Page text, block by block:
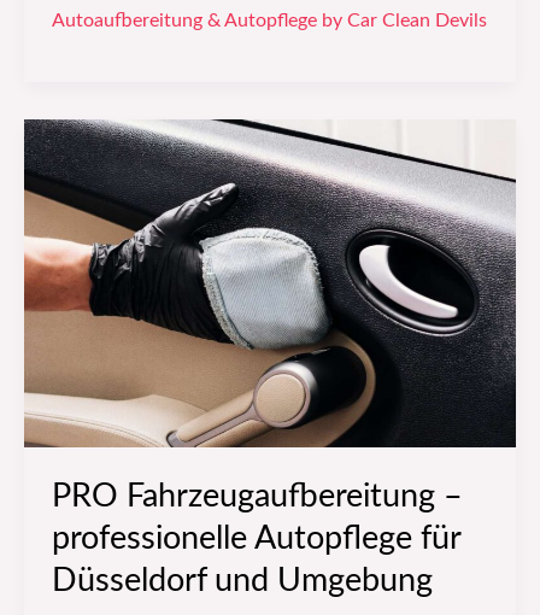
Autoaufbereitung & Autopflege by Car Clean Devils
PRO Fahrzeugaufbereitung –
professionelle Autopflege für
Düsseldorf und Umgebung
PRO
Fahrzeugaufbereitung
–
professionelle
Autopflege
für
Umgebung